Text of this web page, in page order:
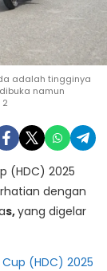
adalah tingginya
namun
(HDC) 2025
dengan
s,yang digelar
(HDC) 2025